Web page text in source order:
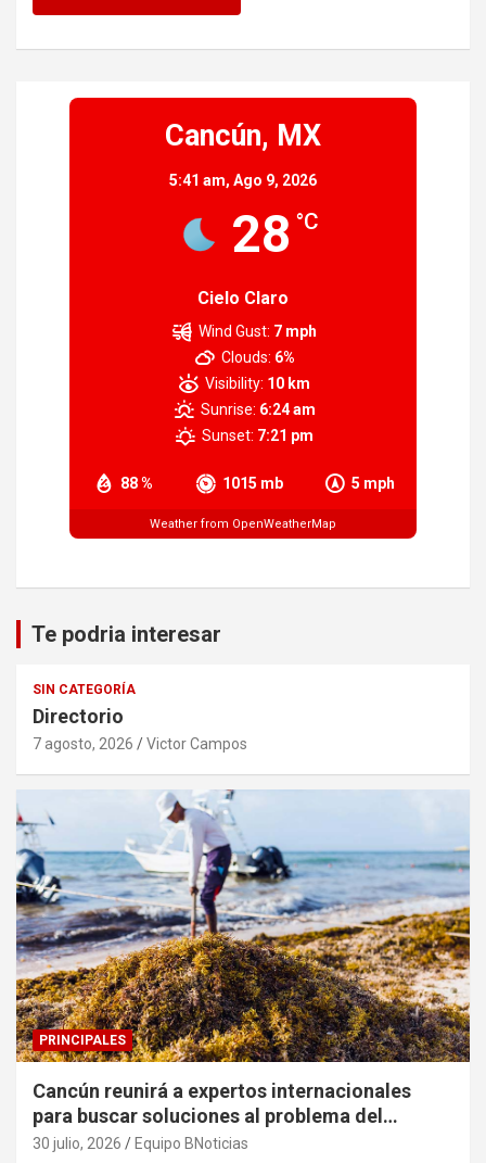
Cancún, MX
5:41 am, Ago 9, 2026
28 °C
Cielo Claro
88 % 1015 mb 5 mph
Wind Gust: 7 mph
Clouds: 6%
Visibility: 10 km
Sunrise: 6:24 am
Sunset: 7:21 pm
Weather from OpenWeatherMap
Te podria interesar
SIN CATEGORÍA
Directorio
7 agosto, 2026 Victor Campos
PRINCIPALES
Cancún reunirá a expertos internacionales
para buscar soluciones al problema del
sargazo
30 julio, 2026 Equipo BNoticias